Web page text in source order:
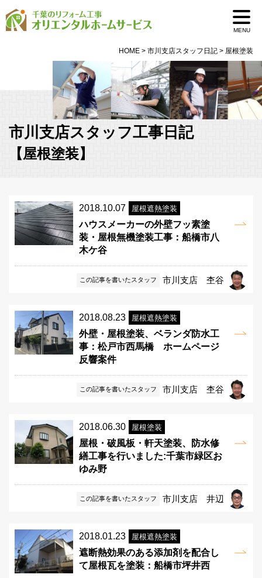
MENU
HOME > 市川支店スタッフ日記 > 屋根塗装
市川支店スタッフ工事日記
【屋根塗装】
2018.10.07 屋根遮熱塗装
ハウスメーカーの外壁フッ素塗
装・屋根無機塗装工事：船橋市八
木ケ谷
この記事を書いたスタッフ 市川支店 杢谷
2018.08.23 屋根遮熱塗装
外壁・屋根塗装、ベランダ防水工
事：松戸市西馬橋 ホームページ
反響案件
この記事を書いたスタッフ 市川支店 杢谷
2018.06.30 屋根塗装
屋根・破風板・軒天塗装、防水修
繕工事を行いました:千葉市緑区お
ゆみ野
この記事を書いたスタッフ 市川支店 井辺
2018.01.23 屋根遮熱塗装
遮断熱効果のある添加剤を配合し
て屋根瓦を塗装：船橋市坪井西